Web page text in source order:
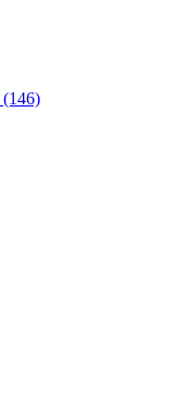
(146)